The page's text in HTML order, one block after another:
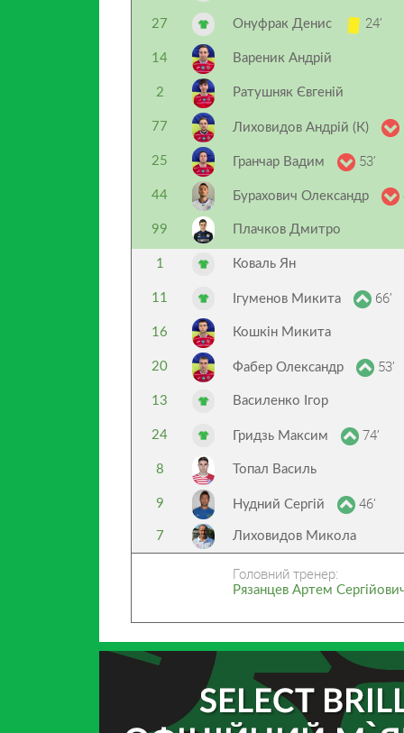
27 Онуфрак Денис 24’
14 Вареник Андрій
2 Ратушняк Євгеній
77 Лиховидов Андрій (К)
25 Гранчар Вадим 53’
44 Бурахович Олександр
99 Плачков Дмитро
1 Коваль Ян
11 Ігуменов Микита 66’
16 Кошкін Микита
20 Фабер Олександр 53’
13 Василенко Ігор
24 Гридзь Максим 74’
8 Топал Василь
9 Нудний Сергій 46’
7 Лиховидов Микола
Головний тренер:
Рязанцев Артем